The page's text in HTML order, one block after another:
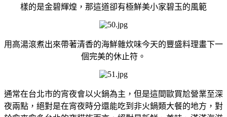
樣的是金碧輝煌，那這道卻有極鮮美小家碧玉的風範
用高湯滾煮出來帶著清香的海鮮雜炊味今天的豐盛料理畫下一
個完美的休止符。
通常在台北市的宵夜會以火鍋為主，但是這間歐買尬營業至深
夜兩點，絕對是在宵夜時分還能吃到非火鍋類大餐的地方，對